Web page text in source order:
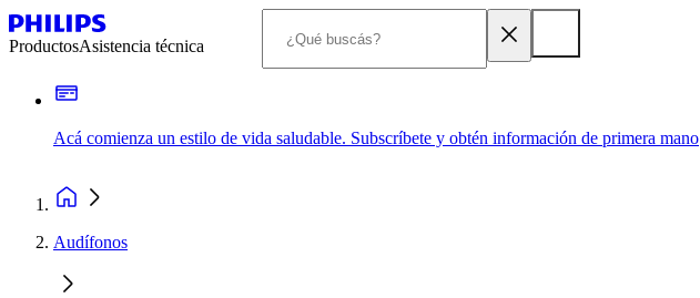
ProductosAsistencia técnica
Acá comienza un estilo de vida saludable. Subscríbete y obtén información de primera mano
Audífonos